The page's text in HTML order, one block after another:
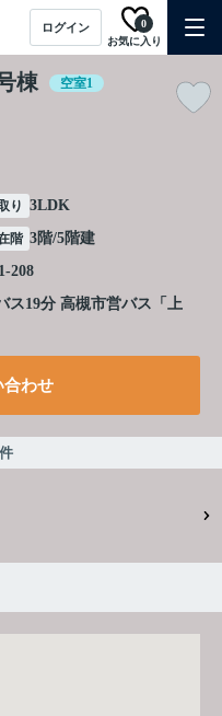
ログイン
お気に入り
0
棟 空室1
り 3LDK
階 3階/5階建
208
ス19分 高槻市営バス「上
合わせ